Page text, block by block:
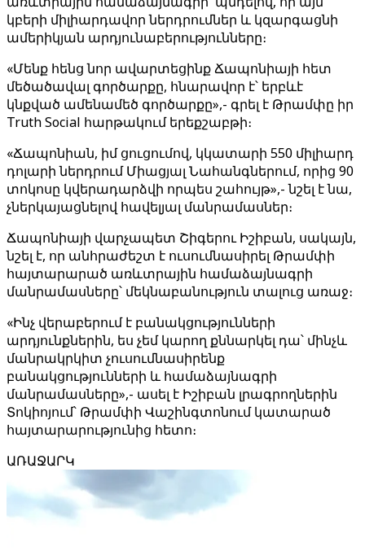
կբերի միլիարդավոր ներդրումներ և կզարգացնի
ամերիկյան արդյունաբերությունները։
«Մենք հենց նոր ավարտեցինք Ճապոնիայի հետ
մեծածավալ գործարքը, հնարավոր է՝ երբևէ
կնքված ամենամեծ գործարքը»,- գրել է Թրամփը իր
Truth Social հարթակում երեքշաբթի։
«Ճապոնիան, իմ ցուցումով, կկատարի 550 միլիարդ
դոլարի ներդրում Միացյալ Նահանգներում, որից 90
տոկոսը կվերադարձվի որպես շահույթ»,- նշել է նա,
չներկայացնելով հավելյալ մանրամասներ։
Ճապոնիայի վարչապետ Շիգերու Իշիբան, սակայն,
նշել է, որ անհրաժեշտ է ուսումնասիրել Թրամփի
հայտարարած առևտրային համաձայնագրի
մանրամասները՝ մեկնաբանություն տալուց առաջ։
«Ինչ վերաբերում է բանակցությունների
արդյունքներին, ես չեմ կարող քննարկել դա՝ մինչև
մանրակրկիտ չուսումնասիրենք
բանակցությունների և համաձայնագրի
մանրամասները»,- ասել է Իշիբան լրագրողներին
Տոկիոյում՝ Թրամփի Վաշինգտոնում կատարած
հայտարարությունից հետո։
ԱՌԱՋԱՐԿ